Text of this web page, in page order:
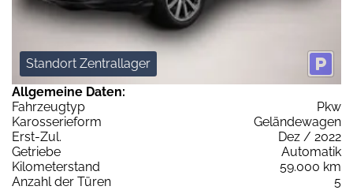
Standort Zentrallager
Allgemeine Daten:
Fahrzeugtyp
Pkw
Karosserieform
Geländewagen
Erst-Zul.
Dez / 2022
Getriebe
Automatik
Kilometerstand
59.000 km
Anzahl der Türen
5